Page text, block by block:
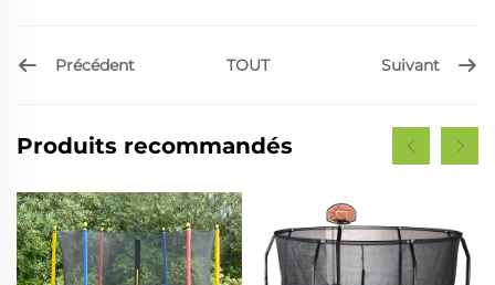
Précédent TOUT Suivant
Produits recommandés